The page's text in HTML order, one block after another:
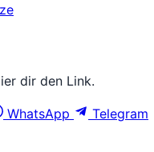
dir den Link.
WhatsApp
Telegram